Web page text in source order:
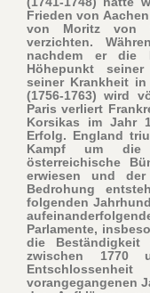
Frieden von
von Moritz von
verzichten.
nachdem er die
Höhepunkt
seiner Krankheit in
(1756-1763) wird
Paris verliert
Korsikas im Jahr
Erfolg. England
Kampf um die
österreichische
erwiesen und
Bedrohung
folgenden
Parlamente,
die Beständigkeit
zwischen 1770
vorangegangenen